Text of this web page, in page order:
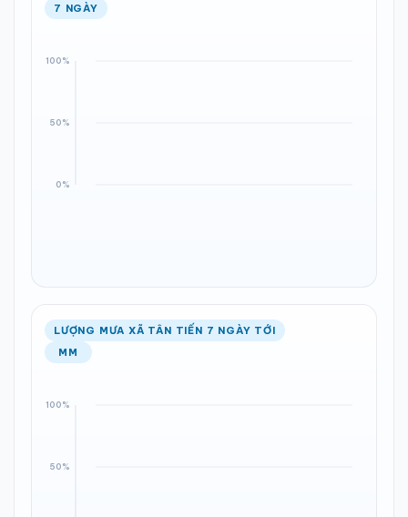
7 NGÀY
LƯỢNG MƯA XÃ TÂN TIẾN 7 NGÀY TỚI
MM